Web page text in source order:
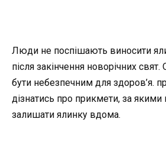
Люди не поспішають виносити
після закінчення новорічних
бути небезпечним для здоров’я.
дізнатись про прикмети, за якими
залишати ялинку вдома.